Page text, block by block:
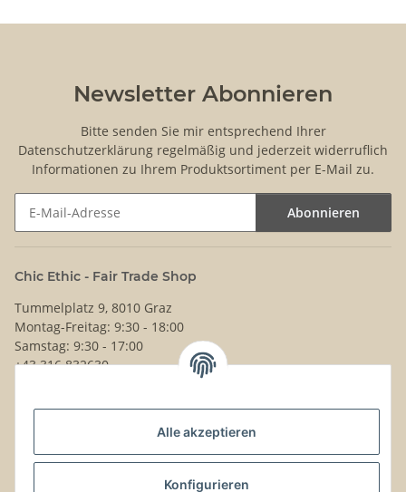
Alle akzeptieren
Konfigurieren
Newsletter Abonnieren
Bitte senden Sie mir entsprechend Ihrer
Datenschutzerklärung regelmäßig und jederzeit widerruflich
Informationen zu Ihrem Produktsortiment per E-Mail zu.
Abonnieren
Chic Ethic - Fair Trade Shop
Tummelplatz 9, 8010 Graz
Montag-Freitag: 9:30 - 18:00
Samstag: 9:30 - 17:00
+43 316 832630